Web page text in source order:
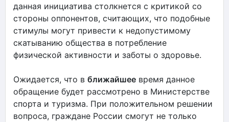
данная инициатива столкнется с критикой со
стороны оппонентов, считающих, что подобные
стимулы могут привести к недопустимому
скатыванию общества в потребление
физической активности и заботы о здоровье.
Ожидается, что в ближайшее время данное
обращение будет рассмотрено в Министерстве
спорта и туризма. При положительном решении
вопроса, граждане России смогут не только